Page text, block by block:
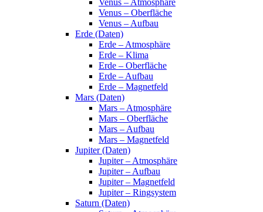
Venus – Oberfläche
Venus – Aufbau
Erde (Daten)
Erde – Atmosphäre
Erde – Klima
Erde – Oberfläche
Erde – Aufbau
Erde – Magnetfeld
Mars (Daten)
Mars – Atmosphäre
Mars – Oberfläche
Mars – Aufbau
Mars – Magnetfeld
Jupiter (Daten)
Jupiter – Atmosphäre
Jupiter – Aufbau
Jupiter – Magnetfeld
Jupiter – Ringsystem
Saturn (Daten)